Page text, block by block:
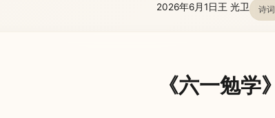
2026年6月1日王 光卫 诗词
《六一勉学》